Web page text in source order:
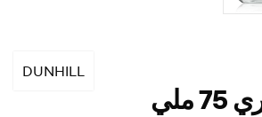
DUNHILL